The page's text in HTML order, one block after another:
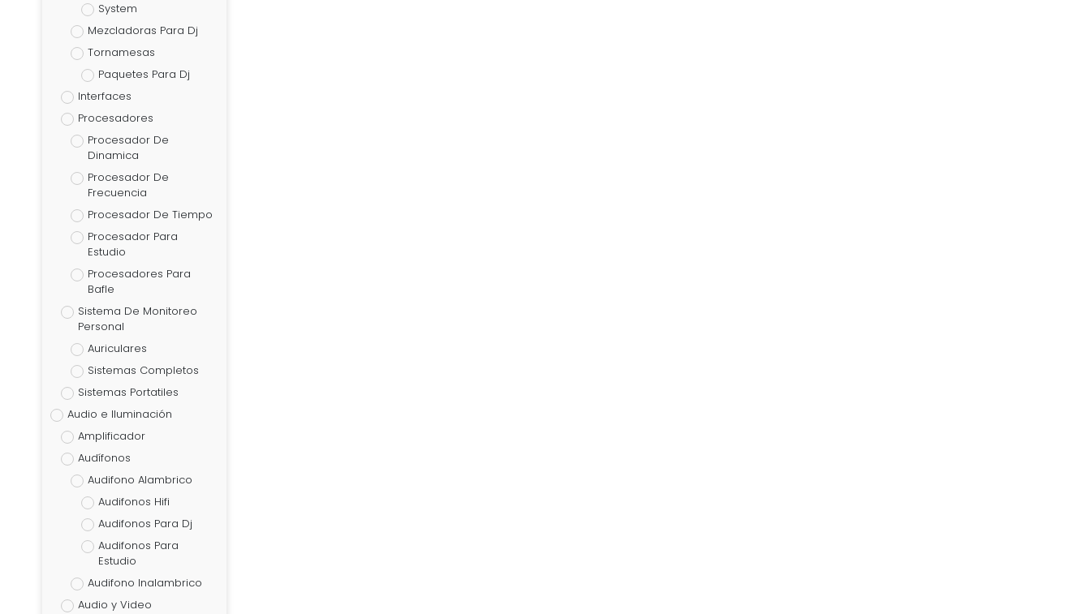
System
Mezcladoras Para Dj
Tornamesas
Paquetes Para Dj
Interfaces
Procesadores
Procesador De
Dinamica
Procesador De
Frecuencia
Procesador De Tiempo
Procesador Para
Estudio
Procesadores Para
Bafle
Sistema De Monitoreo
Personal
Auriculares
Sistemas Completos
Sistemas Portatiles
Audio e Iluminación
Amplificador
Audífonos
Audifono Alambrico
Audifonos Hifi
Audifonos Para Dj
Audifonos Para
Estudio
Audifono Inalambrico
Audio y Video